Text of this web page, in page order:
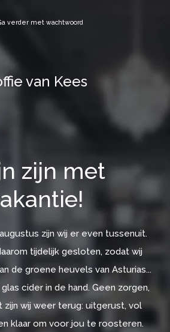
verder met wachtwoord
van Kees
zijn met
zijn wij er even tussenuit.
tijdelijk gesloten, zodat wij
de groene heuvels van Asturias...
cider in de hand. Geen zorgen,
wij weer terug: uitgerust, vol
klaar om voor jou te roosteren.